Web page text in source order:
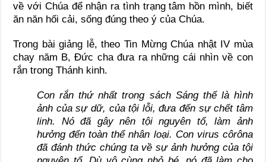
về với Chúa để nhận ra tình trạng tâm hồn mình, biết
ăn năn hối cải, sống đúng theo ý của Chúa.
Trong bài giảng lễ, theo Tin Mừng Chúa nhật IV mùa
chay năm B, Đức cha đưa ra những cái nhìn về con
rắn trong Thánh kinh.
Con rắn thứ nhất trong sách Sáng thế là hình
ảnh của sự dữ, của tội lỗi, đưa đến sự chết tâm
linh. Nó đã gây nên tội nguyên tổ, làm ảnh
hưởng đến toàn thể nhân loại. Con virus côrôna
đã đánh thức chúng ta về sự ảnh hưởng của tội